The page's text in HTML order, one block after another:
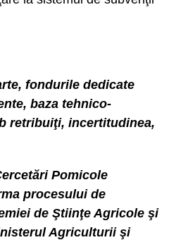
fondurile dedicate
baza tehnico-
retribuiţi, incertitudinea,
Pomicole
procesului de
de Ştiinţe Agricole şi
Agriculturii şi